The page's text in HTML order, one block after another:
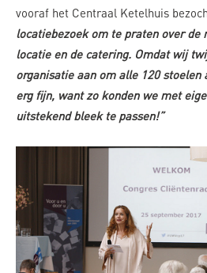
vooraf het Centraal Ketelhuis
locatiebezoek om te praten over de
locatie en de catering. Omdat wij
organisatie aan om alle 120 stoelen
erg fijn, want zo konden we met
uitstekend bleek te passen!”